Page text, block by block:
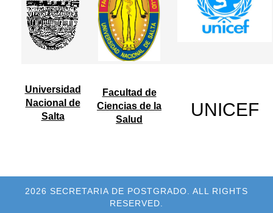
Universidad
Nacional de
Salta
Facultad de
Ciencias de la
Salud
UNICEF
2026 SECRETARIA DE POSTGRADO. ALL RIGHTS
RESERVED.